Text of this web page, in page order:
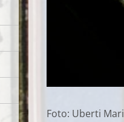
Foto: Uberti